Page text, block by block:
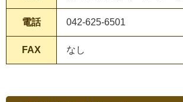
電話 042-625-6501
FAX なし